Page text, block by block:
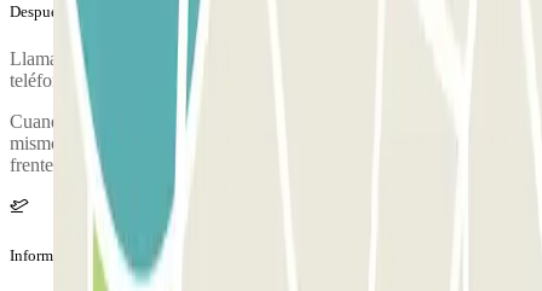
Después de tu viaje
Llama al parking para solicitar la entrega del vehículo. El número de
teléfono del parking se proporcionará una vez hecha la reserva.
Cuando estés en la cinta equipaje, unos 20 minutos antes, llama al
mismo número de teléfono y dirígete a SALIDAS (PLANTA 2) en
frente de Starbucks donde el chófer te estará esperando.
Información adicional